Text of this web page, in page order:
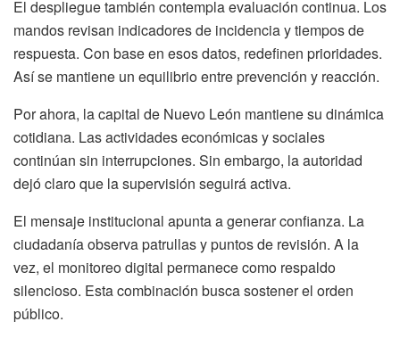
El despliegue también contempla evaluación continua. Los
mandos revisan indicadores de incidencia y tiempos de
respuesta. Con base en esos datos, redefinen prioridades.
Así se mantiene un equilibrio entre prevención y reacción.
Por ahora, la capital de Nuevo León mantiene su dinámica
cotidiana. Las actividades económicas y sociales
continúan sin interrupciones. Sin embargo, la autoridad
dejó claro que la supervisión seguirá activa.
El mensaje institucional apunta a generar confianza. La
ciudadanía observa patrullas y puntos de revisión. A la
vez, el monitoreo digital permanece como respaldo
silencioso. Esta combinación busca sostener el orden
público.